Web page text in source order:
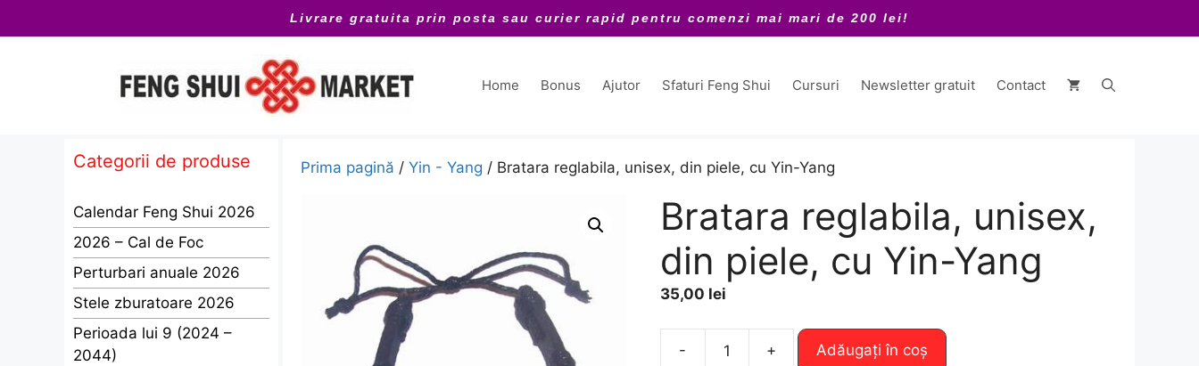
la
Livrare gratuita prin posta sau curier rapid pentru comenzi mai mari de 200 lei!
Home Bonus Ajutor Sfaturi Feng Shui Cursuri Newsletter gratuit Contact
Prima pagină / Yin - Yang / Bratara reglabila, unisex, din piele, cu Yin-Yang
Bratara reglabila, unisex,
din piele, cu Yin-Yang
35,00 lei
- + Adăugați în coș
Categorii de produse
Calendar Feng Shui 2026
2026 – Cal de Foc
Perturbari anuale 2026
Stele zburatoare 2026
Perioada lui 9 (2024 –
2044)